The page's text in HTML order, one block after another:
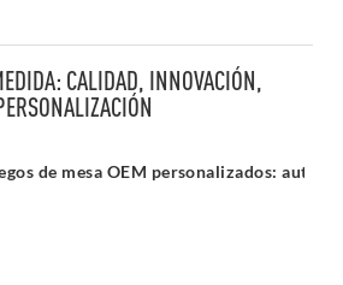
CALIDAD, INNOVACIÓN,